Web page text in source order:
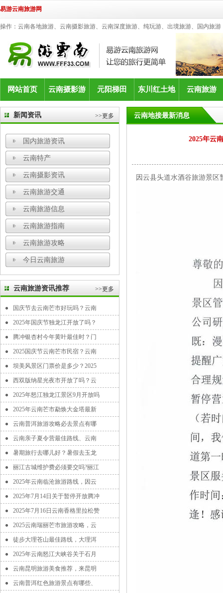
易游云南旅游网
操作：云南各地旅游、云南摄影旅游、云南深度旅游、纯玩游、出境旅游、国内旅
网站首页 云南摄影游 元阳梯田 东川红土地 云南旅游
新闻资讯 >>更多
国内旅游资讯
云南特产
云南摄影资讯
云南旅游交通
云南旅游信息
云南旅游指南
云南旅游攻略
今日云南旅游
云南旅游资讯推荐 >>更多
国庆节去云南芒市好玩吗？云南
2025年国庆节独龙江开放了吗？
腾冲银杏村今年黄叶最佳时？门
2025国庆节云南芒市民宿？云南
坝美风景区门票价是多少？2025
西双版纳星光夜市开放了吗？云
2025年怒江独龙江景区9月开放吗
2025年云南芒市勐焕大金塔最新
云南普洱旅游攻略必去景点有哪
云南亲子夏令营最佳路线、云南
暑期旅行去哪儿好？暑假去玉龙
丽江古城维护费必须要交吗?丽江
2025年云南临沧旅游路线，因云
2025年7月14日关于暂停开放腾冲
2025年7月16日云南香格里拉松赞
2025云南瑞丽芒市旅游攻略，云
徒步大理苍山最佳路线，大理洱
2025年云南怒江大峡谷关于石月
云南昆明旅游美食推荐，来昆明
云南普洱红色旅游景点有哪些、
云南地接最新消息
2025年云
因云县头道水酒谷旅游景